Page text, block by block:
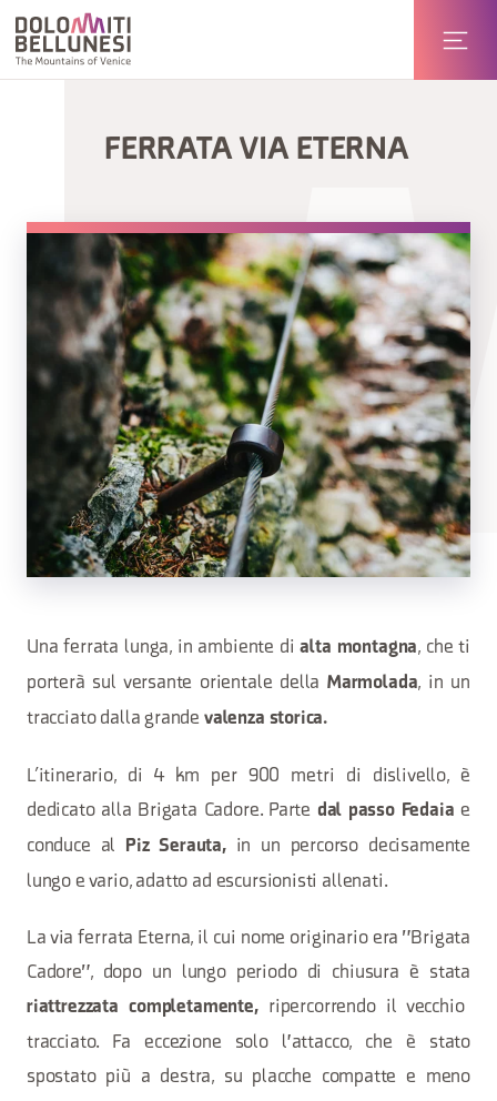
FERRATA VIA ETERNA
Una ferrata lunga, in ambiente dialta montagna, che ti
porterà sul versante orientale della Marmolada, in un
tracciato dalla grande valenza storica.
L’itinerario, di 4 km per 900 metri di dislivello, è
dedicato alla Brigata Cadore. Parte dal passo Fedaia e
conduce al Piz Serauta,in un percorso decisamente
lungo e vario, adatto ad escursionisti allenati.
La via ferrata Eterna, il cui nome originario era "Brigata
Cadore", dopo un lungo periodo di chiusura è stata
riattrezzata completamente,ripercorrendo il vecchio
tracciato. Fa eccezione solo l'attacco, che è stato
spostato più a destra, su placche compatte e meno